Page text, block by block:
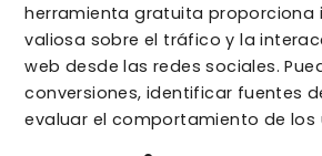
herramienta gratuita proporciona
valiosa sobre el tráfico y la
web desde las redes sociales.
conversiones, identificar fuentes
evaluar el comportamiento de los